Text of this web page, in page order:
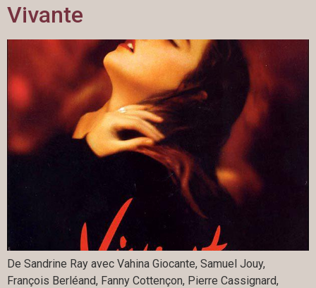
Vivante
De Sandrine Ray avec Vahina Giocante, Samuel Jouy,
François Berléand, Fanny Cottençon, Pierre Cassignard,